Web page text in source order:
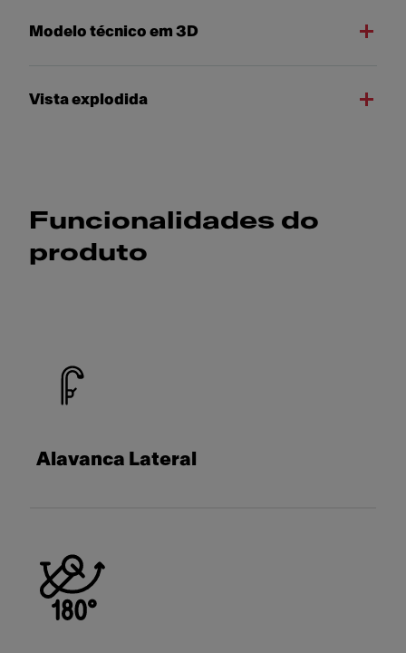
Modelo técnico em 3D
Vista explodida
Funcionalidades do
produto
Alavanca Lateral